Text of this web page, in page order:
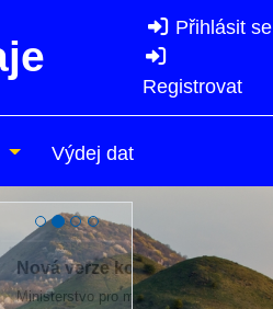
Přihlásit se
Registrovat
Výdej dat
27. 03. 2024